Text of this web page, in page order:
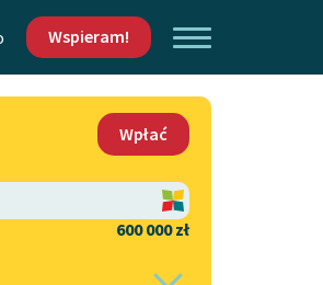
Wspieram!
Wpłać
600 000 zł